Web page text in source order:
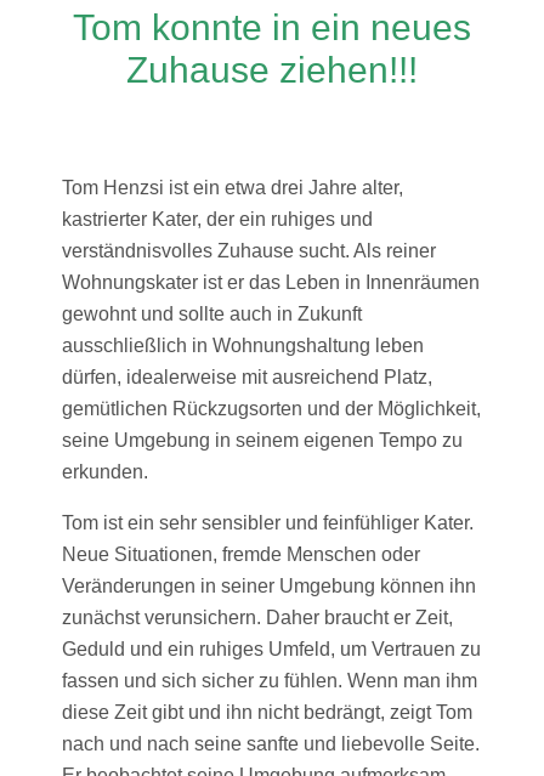
Tom konnte in ein neues
Zuhause ziehen!!!
Tom Henzsi ist ein etwa drei Jahre alter,
kastrierter Kater, der ein ruhiges und
verständnisvolles Zuhause sucht. Als reiner
Wohnungskater ist er das Leben in Innenräumen
gewohnt und sollte auch in Zukunft
ausschließlich in Wohnungshaltung leben
dürfen, idealerweise mit ausreichend Platz,
gemütlichen Rückzugsorten und der Möglichkeit,
seine Umgebung in seinem eigenen Tempo zu
erkunden.
Tom ist ein sehr sensibler und feinfühliger Kater.
Neue Situationen, fremde Menschen oder
Veränderungen in seiner Umgebung können ihn
zunächst verunsichern. Daher braucht er Zeit,
Geduld und ein ruhiges Umfeld, um Vertrauen zu
fassen und sich sicher zu fühlen. Wenn man ihm
diese Zeit gibt und ihn nicht bedrängt, zeigt Tom
nach und nach seine sanfte und liebevolle Seite.